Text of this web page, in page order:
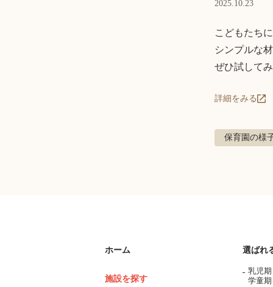
2025.10.23
こどもたち
シンプルな
ぜひ試して
詳細をみる
保育園の様
ホーム
施設を探す
選ばれ
乳児
学童